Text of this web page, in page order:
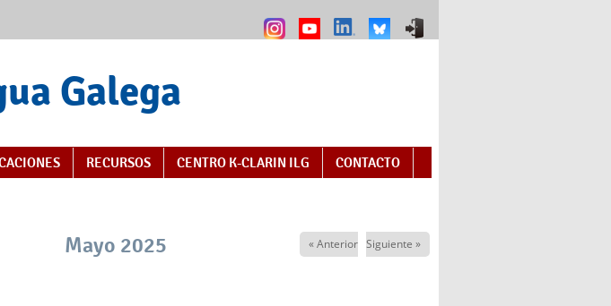
Galega
RECURSOS CENTRO K-CLARIN ILG CONTACTO
Mayo 2025 « Anterior Siguiente »